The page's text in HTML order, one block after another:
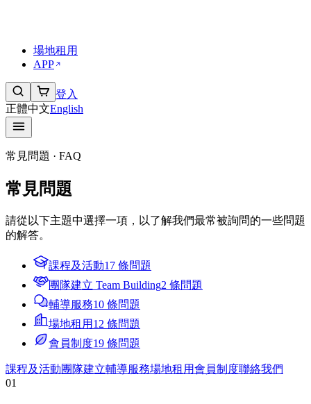
場地租用
APP
登入
正體中文English
常見問題 · FAQ
常見問題
請從以下主題中選擇一項，以了解我們最常被詢問的一些問題
的解答。
課程及活動17 條問題
團隊建立 Team Building2 條問題
輔導服務10 條問題
場地租用 12 條問題
會員制度19 條問題
課程及活動團隊建立輔導服務場地租用會員制度聯絡我們
01